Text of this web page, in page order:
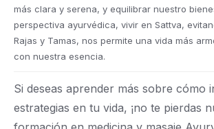
más clara y serena, y equilibrar nuestro
perspectiva ayurvédica, vivir en Sattva,
Rajas y Tamas, nos permite una vida más
con nuestra esencia.
Si deseas aprender más sobre cómo
estrategias en tu vida, ¡no te pierdas